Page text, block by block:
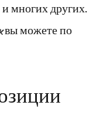
многих других.
вы можете по